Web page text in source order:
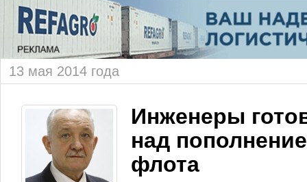
13 мая 2014 года
Инженеры
над
флота